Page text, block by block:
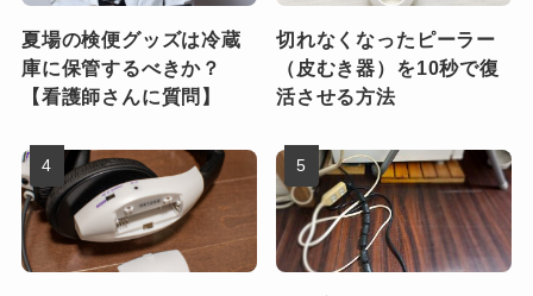
夏場の検便グッズは冷蔵
庫に保管するべきか？
【看護師さんに質問】
切れなくなったピーラー
（皮むき器）を10秒で復
活させる方法